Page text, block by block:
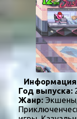
Информация
Год выпуска:
Жанр: